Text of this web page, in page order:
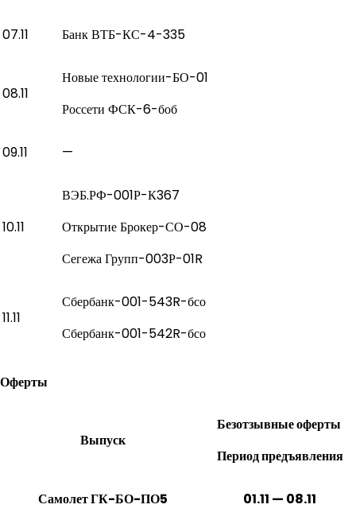
07.11 Банк ВТБ-КС-4-335
08.11
Новые технологии-БО-01
Россети ФСК-6-боб
09.11 —
10.11
ВЭБ.РФ-001Р-К367
Открытие Брокер-СО-08
Сегежа Групп-003Р-01R
11.11
Сбербанк-001-543R-бсо
Сбербанк-001-542R-бсо
Оферты
Выпуск
Безотзывные оферты
Период предъявления
Самолет ГК-БО-ПО5
01.11 — 08.11